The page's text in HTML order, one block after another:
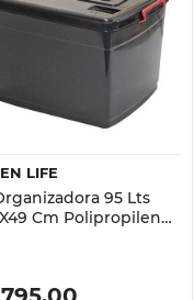
LIFE
95 Lts
Cm Polipropileno